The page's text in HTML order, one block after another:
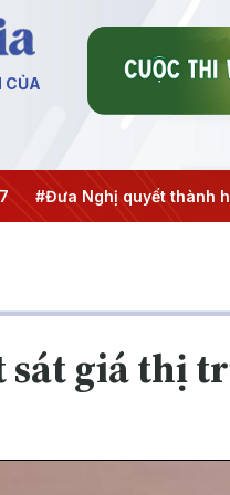
CỦA
Nghị quyết thành hành
sát giá thị